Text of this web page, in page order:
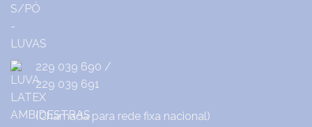
229 039 690 /
229 039 691
(Chamada para rede fixa nacional)